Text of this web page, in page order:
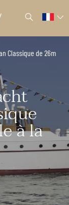
Classique de 26m
à la